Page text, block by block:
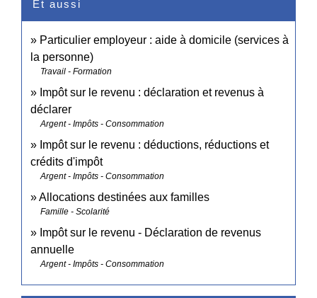
Et aussi
Particulier employeur : aide à domicile (services à
la personne)
Travail - Formation
Impôt sur le revenu : déclaration et revenus à
déclarer
Argent - Impôts - Consommation
Impôt sur le revenu : déductions, réductions et
crédits d'impôt
Argent - Impôts - Consommation
Allocations destinées aux familles
Famille - Scolarité
Impôt sur le revenu - Déclaration de revenus
annuelle
Argent - Impôts - Consommation